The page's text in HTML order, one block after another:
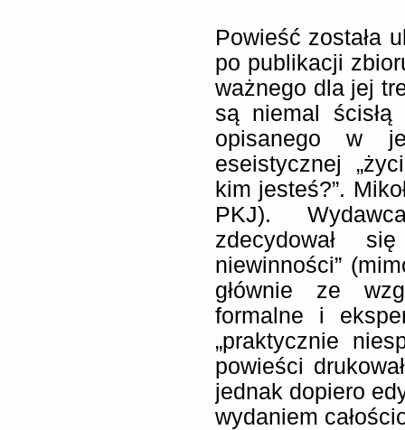
Powieść została
po publikacji
ważnego dla jej
są niemal
opisanego w
eseistycznej
kim jesteś?”.
PKJ).
zdecydował
niewinności”
głównie ze
formalne i
„praktycznie
powieści
jednak dopiero
wydaniem